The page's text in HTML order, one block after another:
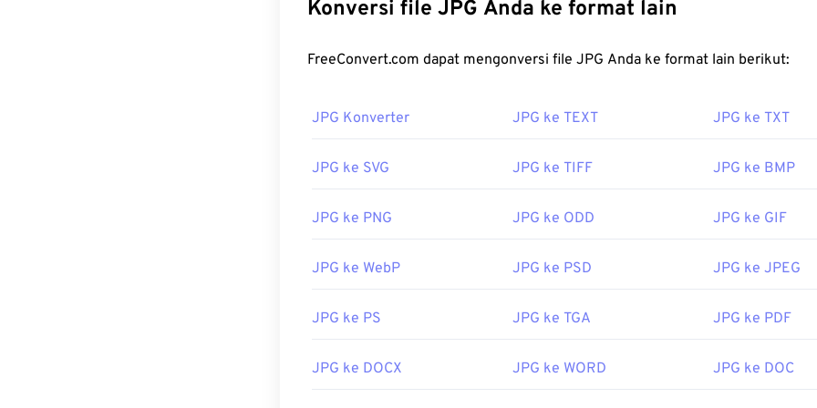
GunakanPemilih Warna kami untuk memilih warna dari gambar
mengonversi EPS adalah aplikasi Adobe, terutama Illustrator, Photoshop, dan
FreeConvert.
Dikembangkan oleh:
Adobe Inc.
Konversi file JPG Anda ke format lain
FreeConvert.com dapat mengonversi file JPG Anda ke format lain berikut:
JPG Konverter JPG ke TEXT JPG ke TXT
JPG ke SVG JPG ke TIFF JPG ke BMP
JPG ke PNG JPG ke ODD JPG ke GIF
JPG ke WebP JPG ke PSD JPG ke JPEG
JPG ke PS JPG ke TGA JPG ke PDF
JPG ke DOCX JPG ke WORD JPG ke DOC